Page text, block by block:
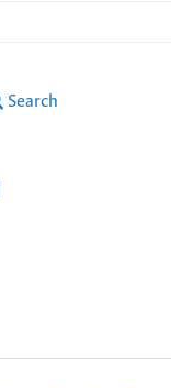
Search